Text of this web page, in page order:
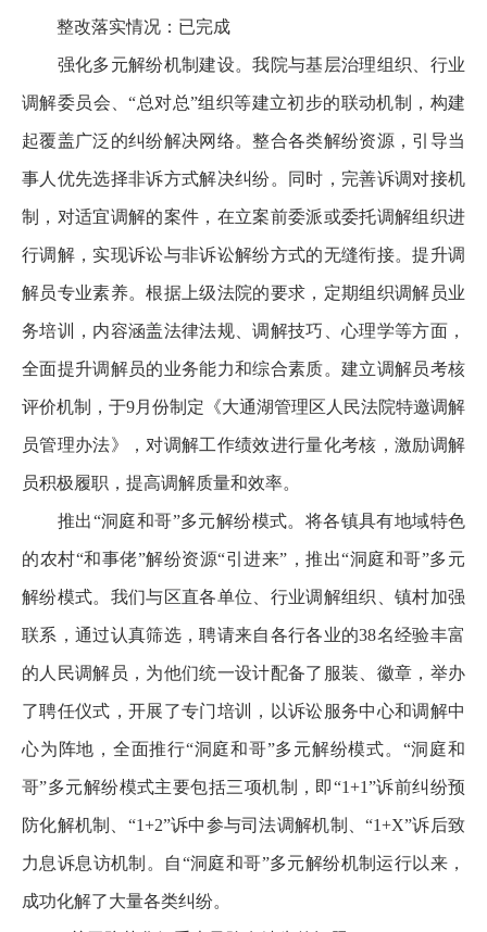
整改落实情况：已完成
强化多元解纷机制建设。我院与基层治理组织、行业
调解委员会、“总对总”组织等建立初步的联动机制，构建
起覆盖广泛的纠纷解决网络。整合各类解纷资源，引导当
事人优先选择非诉方式解决纠纷。同时，完善诉调对接机
制，对适宜调解的案件，在立案前委派或委托调解组织进
行调解，实现诉讼与非诉讼解纷方式的无缝衔接。提升调
解员专业素养。根据上级法院的要求，定期组织调解员业
务培训，内容涵盖法律法规、调解技巧、心理学等方面，
全面提升调解员的业务能力和综合素质。建立调解员考核
评价机制，于9月份制定《大通湖管理区人民法院特邀调解
员管理办法》，对调解工作绩效进行量化考核，激励调解
员积极履职，提高调解质量和效率。
推出“洞庭和哥”多元解纷模式。将各镇具有地域特色
的农村“和事佬”解纷资源“引进来”，推出“洞庭和哥”多元
解纷模式。我们与区直各单位、行业调解组织、镇村加强
联系，通过认真筛选，聘请来自各行各业的38名经验丰富
的人民调解员，为他们统一设计配备了服装、徽章，举办
了聘任仪式，开展了专门培训，以诉讼服务中心和调解中
心为阵地，全面推行“洞庭和哥”多元解纷模式。“洞庭和
哥”多元解纷模式主要包括三项机制，即“1+1”诉前纠纷预
防化解机制、“1+2”诉中参与司法调解机制、“1+X”诉后致
力息诉息访机制。自“洞庭和哥”多元解纷机制运行以来，
成功化解了大量各类纠纷。